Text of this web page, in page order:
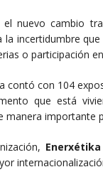
nuevo cambio
incertidumbre
o participación
contó con 104
que está
importante